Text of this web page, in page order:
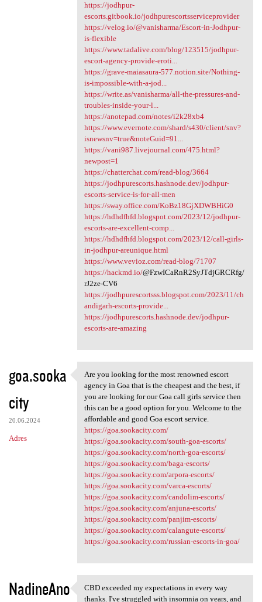
https://jodhpur-
escorts.gitbook.io/jodhpurescortsserviceprovider
https://velog.io/@vanisharma/Escort-in-Jodhpur-
is-flexible
https://www.tadalive.com/blog/123515/jodhpur-
escort-agency-provide-eroti...
https://grave-maiasaura-577.notion.site/Nothing-
is-impossible-with-a-jod...
https://write.as/vanisharma/all-the-pressures-and-
troubles-inside-your-l...
https://anotepad.com/notes/i2k28xb4
https://www.evernote.com/shard/s430/client/snv?
isnewsnv=true&noteGuid=91...
https://vani987.livejournal.com/475.html?
newpost=1
https://chatterchat.com/read-blog/3664
https://jodhpurescorts.hashnode.dev/jodhpur-
escorts-service-is-for-all-men
https://sway.office.com/KoBz18GjXDWBHiG0
https://hdhdfhfd.blogspot.com/2023/12/jodhpur-
escorts-are-excellent-comp...
https://hdhdfhfd.blogspot.com/2023/12/call-girls-
in-jodhpur-areunique.html
https://www.vevioz.com/read-blog/71707
https://hackmd.io/@FzwICaRnR2SyJTdjGRCRfg/
rJ2ze-CV6
https://jodhpurescortsss.blogspot.com/2023/11/ch
andigarh-escorts-provide...
https://jodhpurescorts.hashnode.dev/jodhpur-
escorts-are-amazing
goa.sooka
city
20.06.2024
Adres
Are you looking for the most
Are you looking for the most renowned escort
agency in Goa that is the cheapest and the best, if
you are looking for our Goa call girls service then
this can be a good option for you. Welcome to the
affordable and good Goa escort service.
https://goa.sookacity.com/
https://goa.sookacity.com/south-goa-escorts/
https://goa.sookacity.com/north-goa-escorts/
https://goa.sookacity.com/baga-escorts/
https://goa.sookacity.com/arpora-escorts/
https://goa.sookacity.com/varca-escorts/
https://goa.sookacity.com/candolim-escorts/
https://goa.sookacity.com/anjuna-escorts/
https://goa.sookacity.com/panjim-escorts/
https://goa.sookacity.com/calangute-escorts/
https://goa.sookacity.com/russian-escorts-in-goa/
NadineAno CBD exceeded my expectations
CBD exceeded my expectations in every way
thanks. I've struggled with insomnia on years, and